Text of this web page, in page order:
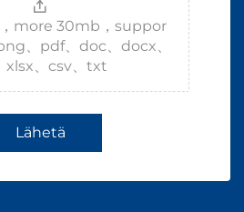
more 30mb，suppor
、pdf、doc、docx、
xlsx、csv、txt
Lähetä